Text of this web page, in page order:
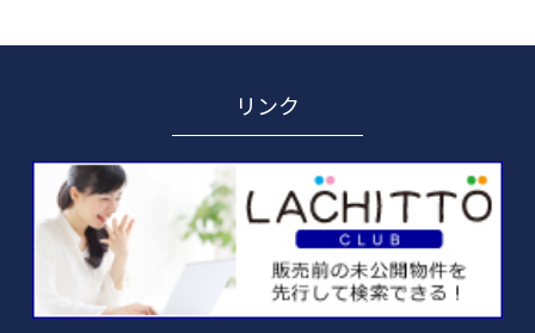
リンク